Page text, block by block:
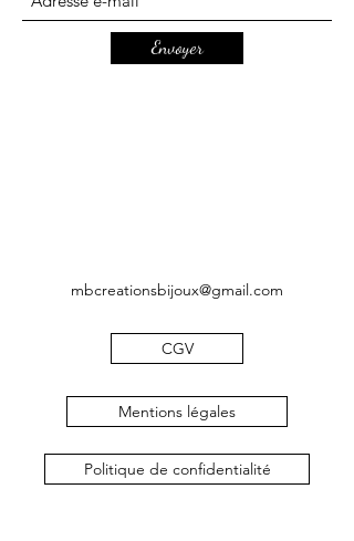
Envoyer
mbcreationsbijoux@gmail.com
CGV
Mentions légales
Politique de confidentialité